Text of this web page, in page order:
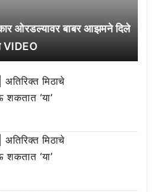
ओरडल्यावर बाबर आझमने दिले
VIDEO
मिठाचे
शकतात ‘या’
मिठाचे
शकतात ‘या’